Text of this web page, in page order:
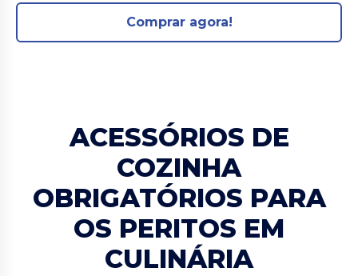
Comprar agora!
ACESSÓRIOS DE
COZINHA
OBRIGATÓRIOS PARA
OS PERITOS EM
CULINÁRIA